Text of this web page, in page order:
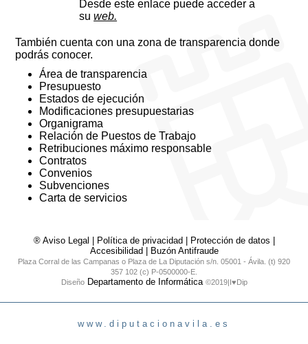
Desde este enlace puede acceder a
suweb.
También cuenta con una zona de transparencia donde
podrás conocer.
Área de transparencia
Presupuesto
Estados de ejecución
Modificaciones presupuestarias
Organigrama
Relación de Puestos de Trabajo
Retribuciones máximo responsable
Contratos
Convenios
Subvenciones
Carta de servicios
® Aviso Legal Política de privacidad Protección de datos
Accesibilidad
Buzón Antifraude
Plaza Corral de las Campanas o Plaza de La Diputación s/n. 05001 - Ávila. (t) 920
357 102 (c) P-0500000-E.
DiseñoDepartamento de Informática ©2019|I♥Dip
www.diputacionavila.es